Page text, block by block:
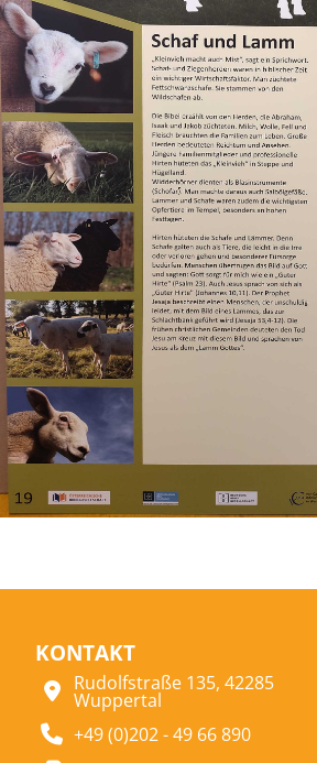
KONTAKT
Rudolfstraße 135, 42285
Wuppertal
+49 (0)202 - 49 66 890